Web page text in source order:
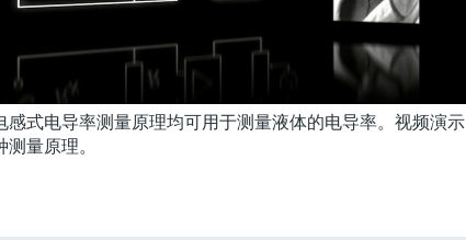
感式电导率测量原理均可用于测量液体的电导率。视频演示
量原理。